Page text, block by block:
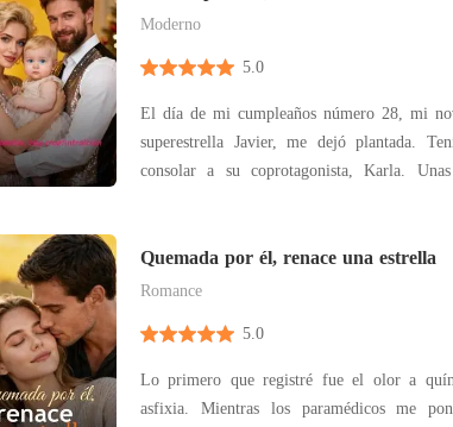
Moderno
5.0
El día de mi cumpleaños número 28, mi
superestrella Javier, me dejó plantada.
consolar a su coprotagonista, Karla. Unas
bar oscuro, con el brazo alrededor de una
baña
Quemada por él, renace una estrella
Romance
5.0
Lo primero que registré fue el olor a
asfixia. Mientras los paramédicos me